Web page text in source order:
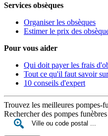
Services obsèques
Organiser les obsèques
Estimer le prix des
Pour vous aider
Qui doit payer les frais
Tout ce qu'il faut savoir
10 conseils d'expert
Trouvez les meilleures pompes-
Rechercher des pompes